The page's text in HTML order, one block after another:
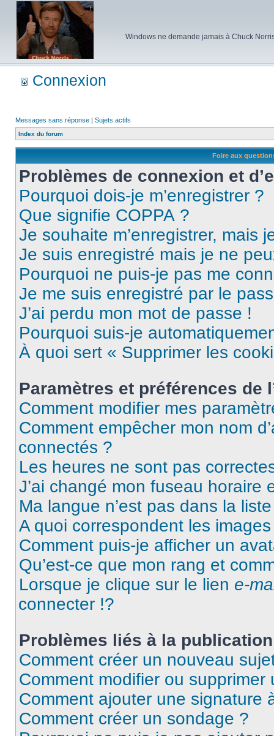
Windows ne demande jamais à Chuck
Connexion
Messages sans réponse | Sujets actifs
Index du forum
Foire aux
Problèmes de connexion et
Pourquoi dois-je m’enregistrer ?
Que signifie COPPA ?
Je souhaite m’enregistrer, mais
Je suis enregistré mais je ne
Pourquoi ne puis-je pas me
Je me suis enregistré par le
J’ai perdu mon mot de passe !
Pourquoi suis-je
À quoi sert « Supprimer les
Paramètres et préférences de
Comment modifier mes
Comment empêcher mon nom
connectés ?
Les heures ne sont pas
J’ai changé mon fuseau horaire
Ma langue n’est pas dans la
A quoi correspondent les
Comment puis-je afficher un
Qu’est-ce que mon rang et
Lorsque je clique sur le lien e-
connecter !?
Problèmes liés à la
Comment créer un nouveau
Comment modifier ou supprimer
Comment ajouter une signature
Comment créer un sondage ?